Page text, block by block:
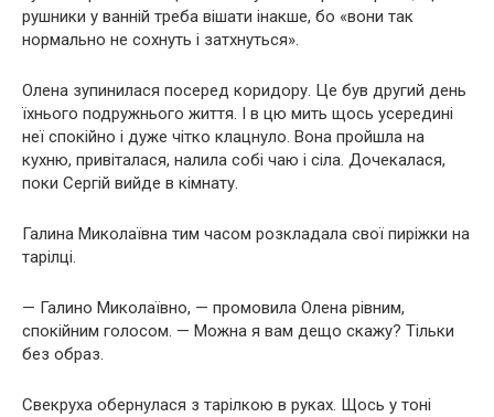
рушники у ванній треба вішати інакше, бо «вони так
нормально не сохнуть і затхнуться».
Олена зупинилася посеред коридору. Це був другий день
їхнього подружнього життя. І в цю мить щось усередині
неї спокійно і дуже чітко клацнуло. Вона пройшла на
кухню, привіталася, налила собі чаю і сіла. Дочекалася,
поки Сергій вийде в кімнату.
Галина Миколаївна тим часом розкладала свої пиріжки на
тарілці.
— Галино Миколаївно, — промовила Олена рівним,
спокійним голосом. — Можна я вам дещо скажу? Тільки
без образ.
Свекруха обернулася з тарілкою в руках. Щось у тоні